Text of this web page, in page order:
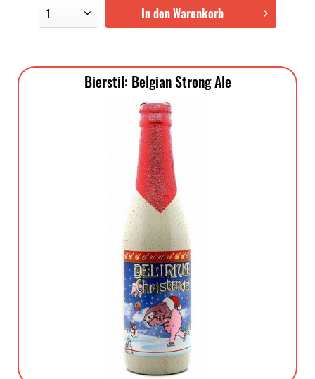
In den Warenkorb
Bierstil: Belgian Strong Ale